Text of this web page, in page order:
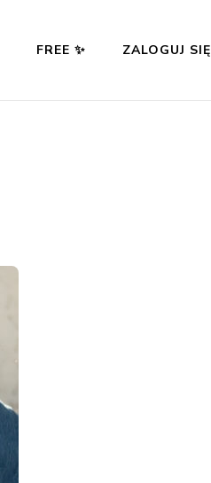
FREE ✨ ZALOGUJ SIĘ